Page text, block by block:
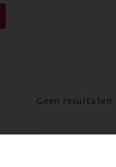
Geen resultaten